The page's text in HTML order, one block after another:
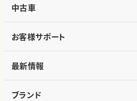
中古車
お客様サポート
最新情報
ブランド